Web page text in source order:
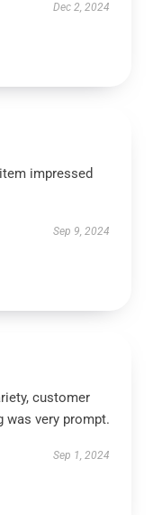
Dec 2, 2024
impressed
Sep 9, 2024
customer
was very prompt.
Sep 1, 2024